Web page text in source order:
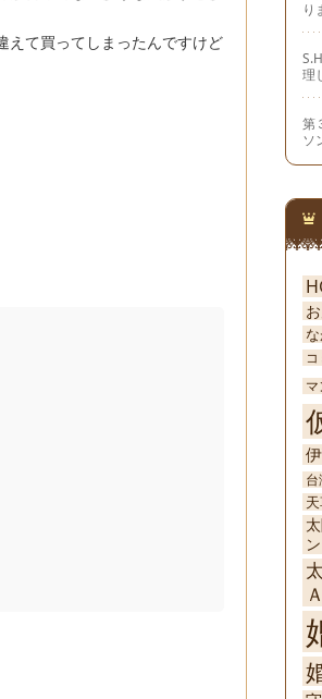
えて買ってしまったんですけど
り
理
第
ソ
マ
台
ン